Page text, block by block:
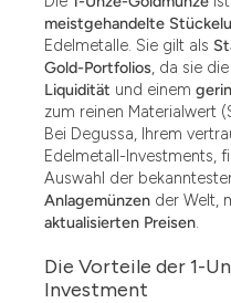
meistgehandelte
Edelmetalle. Sie gilt als
Gold-Portfolios, da sie
Liquidität und einem
zum reinen Materialwert
Bei Degussa, Ihrem
Edelmetall-Investments,
Auswahl der
Anlagemünzen der Welt,
aktualisierten Preisen.
Die Vorteile der 1-
Investment